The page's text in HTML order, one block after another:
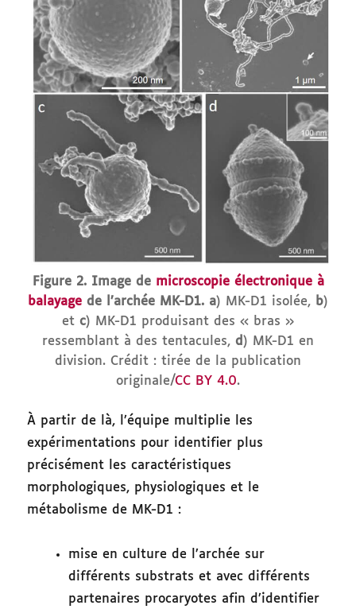
Figure 2. Image de microscopie électronique à
balayage de l’archée MK-D1. a) MK-D1 isolée, b)
et c) MK-D1 produisant des « bras »
ressemblant à des tentacules, d ) MK-D1 en
division. Crédit : tirée de la publication
originale/CC BY 4.0.
À partir de là, l’équipe multiplie les
expérimentations pour identifier plus
précisément les caractéristiques
morphologiques, physiologiques et le
métabolisme de MK-D1 :
mise en culture de l’archée sur
différents substrats et avec différents
partenaires procaryotes afin d’identifier